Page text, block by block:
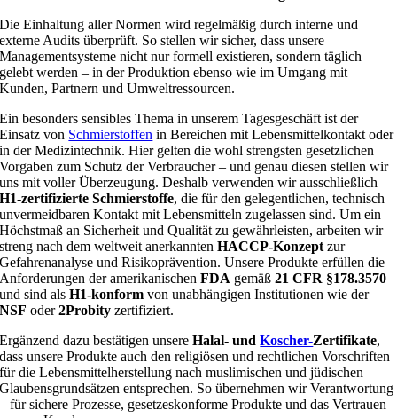
Die Einhaltung aller Normen wird regelmäßig durch interne und
externe Audits überprüft. So stellen wir sicher, dass unsere
Managementsysteme nicht nur formell existieren, sondern täglich
gelebt werden – in der Produktion ebenso wie im Umgang mit
Kunden, Partnern und Umweltressourcen.
Ein besonders sensibles Thema in unserem Tagesgeschäft ist der
Einsatz von Schmierstoffen in Bereichen mit Lebensmittelkontakt oder
in der Medizintechnik. Hier gelten die wohl strengsten gesetzlichen
Vorgaben zum Schutz der Verbraucher – und genau diesen stellen wir
uns mit voller Überzeugung. Deshalb verwenden wir ausschließlich
H1-zertifizierte Schmierstoffe, die für den gelegentlichen, technisch
unvermeidbaren Kontakt mit Lebensmitteln zugelassen sind. Um ein
Höchstmaß an Sicherheit und Qualität zu gewährleisten, arbeiten wir
streng nach dem weltweit anerkanntenHACCP-Konzept zur
Gefahrenanalyse und Risikoprävention. Unsere Produkte erfüllen die
Anforderungen der amerikanischen FDA gemäß21 CFR §178.3570
und sind alsH1-konform von unabhängigen Institutionen wie der
NSF oder2Probity zertifiziert.
Ergänzend dazu bestätigen unsereHalal- undKoscher-Zertifikate,
dass unsere Produkte auch den religiösen und rechtlichen Vorschriften
für die Lebensmittelherstellung nach muslimischen und jüdischen
Glaubensgrundsätzen entsprechen. So übernehmen wir Verantwortung
– für sichere Prozesse, gesetzeskonforme Produkte und das Vertrauen